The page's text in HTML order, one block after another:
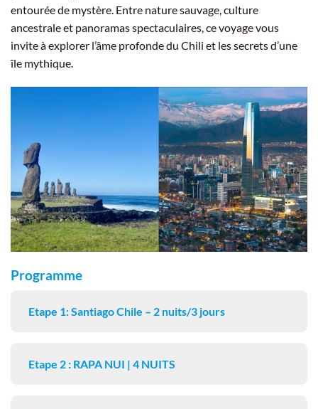
entourée de mystère. Entre nature sauvage, culture
ancestrale et panoramas spectaculaires, ce voyage vous
invite à explorer l’âme profonde du Chili et les secrets d’une
île mythique.
Programme
Etape 1: Santiago Chile – 2 nuits/3 jours
Etape 2 : RAPA NUI | 4 NUITS